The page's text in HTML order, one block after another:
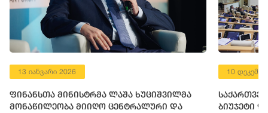
13 იანვარი 2026
ფინანსთა მინისტრმა ლაშა ხუციშვილმა
მონაწილეობა მიიღო ცენტრალური და
10
ბიუჯეტი